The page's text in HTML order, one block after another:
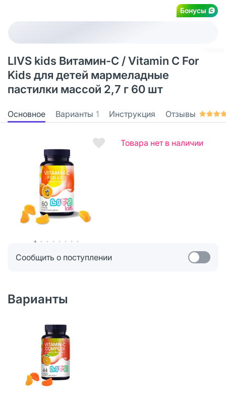
Бонусы
LIVS kids Витамин-С / Vitamin C For
Kids для детей мармеладные
пастилки массой 2,7 г 60 шт
Основное Варианты 1 Инструкция Отзывы
Товара нет в наличии
Сообщить о поступлении
Варианты